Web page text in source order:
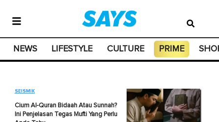
NEWS LIFESTYLE CULTURE PRIME
SEISMIK
Cium Al-Quran Bidaah Atau Sunnah?
Ini Penjelasan Tegas Mufti Yang Perlu